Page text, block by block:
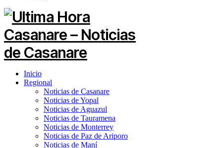
Inicio
Regional
Noticias de Casanare
Noticias de Yopal
Noticias de Aguazul
Noticias de Tauramena
Noticias de Monterrey
Noticias de Paz de Ariporo
Noticias de Maní